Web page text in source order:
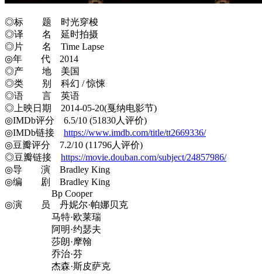
◎标 题 时光穿梭
◎译 名 延时拍摄
◎片 名 Time Lapse
◎年 代 2014
◎产 地 美国
◎类 别 科幻 / 惊悚
◎语 言 英语
◎上映日期 2014-05-20(戛纳电影节)
◎IMDb评分 6.5/10 (51830人评价)
◎IMDb链接 https://www.imdb.com/title/tt2669336/
◎豆瓣评分 7.2/10 (11796人评价)
◎豆瓣链接 https://movie.douban.com/subject/24857986/
◎导 演 Bradley King
◎编 剧 Bradley King
Bp Cooper
◎演 员 丹妮尔·帕娜贝克
马特·欧莱瑞
阿明·约瑟夫
莎朗·摩翰
乔治·芬
杰森·斯皮萨克